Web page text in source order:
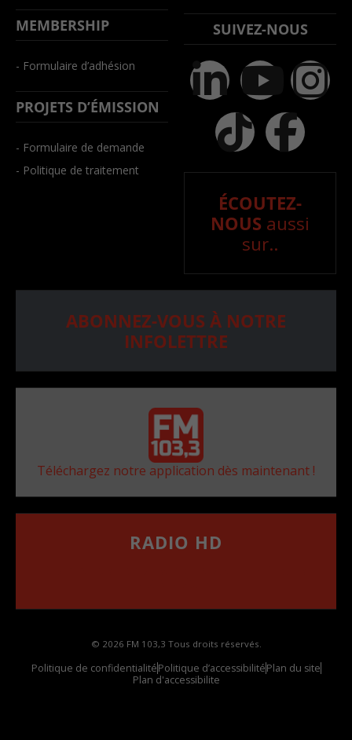
MEMBERSHIP
- Formulaire d’adhésion
PROJETS D’ÉMISSION
- Formulaire de demande
- Politique de traitement
SUIVEZ-NOUS
ÉCOUTEZ-
NOUS aussi
sur..
ABONNEZ-VOUS À NOTRE
INFOLETTRE
Téléchargez notre application dès maintenant !
RADIO HD
© 2026 FM 103,3 Tous droits réservés.
Politique de confidentialitéPolitique d’accessibilitéPlan du site
Plan d'accessibilite